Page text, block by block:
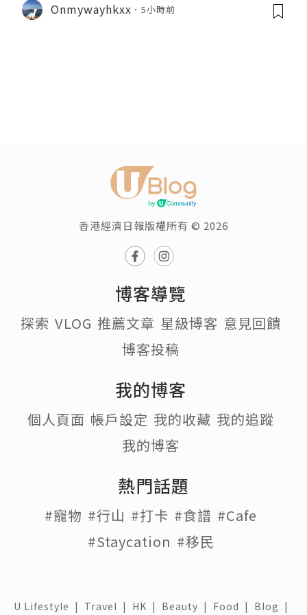
Onmywayhkxx 5小時前
香港經濟日報版權所有 © 2026
博客導覽
探索 VLOG 推薦文章 星級博客 意見回饋
博客投稿
我的博客
個人頁面 帳戶設定 我的收藏 我的追蹤
我的博客
熱門話題
#寵物 #行山 #打卡 #食譜 #Cafe
#Staycation #移民
U Lifestyle | Travel | HK | Beauty | Food | Blog |